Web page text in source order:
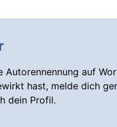
Autorennennung auf
hast, melde dich
dein Profil.